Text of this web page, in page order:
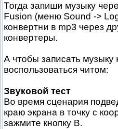
Тогда запиши музыку
Fusion (меню Sound ->
конвертни в mp3 через
конвертеры.
А чтобы записать музыку
воспользоваться читом:
Звуковой тест
Во время сценария
краю экрана в точку с
зажмите кнопку В.